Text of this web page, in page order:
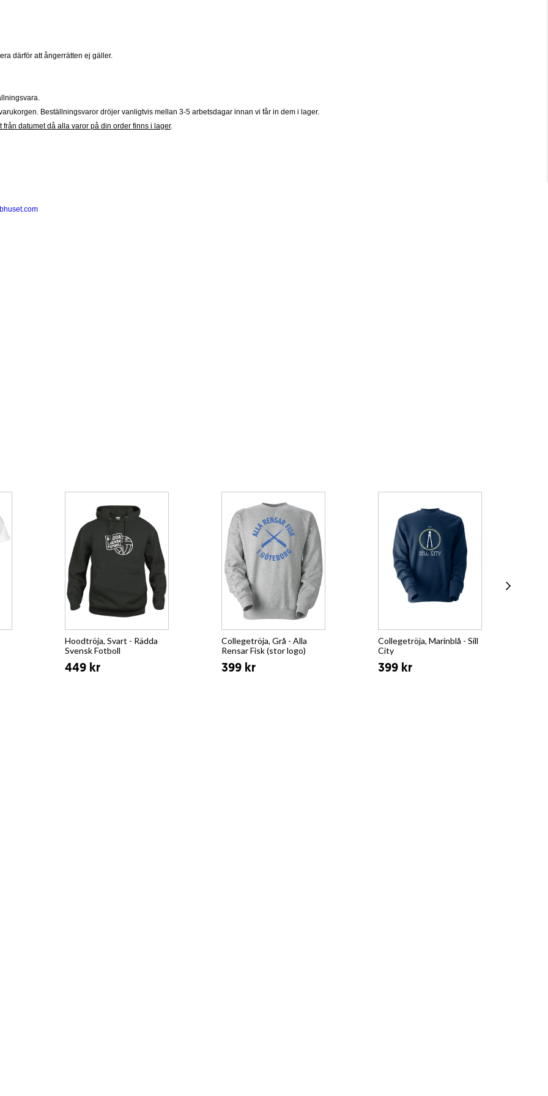
därför att ångerrätten ej gäller.
Beställningsvaror dröjer vanligtvis mellan 3-5 arbetsdagar innan vi får in dem i lager.
från datumet då alla varor på din order finns i lager.
Hoodtröja, Svart - Rädda
Svensk Fotboll
449 kr
Collegetröja, Grå - Alla
Rensar Fisk (stor logo)
399 kr
Collegetröja, Marinblå - Sill
City
399 kr